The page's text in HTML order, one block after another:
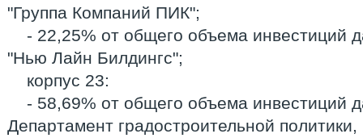
"Группа Компаний ПИК";
- 22,25% от общего объема инвестиций
"Нью Лайн Билдингс";
корпус 23:
- 58,69% от общего объема инвестиций
Департамент градостроительной